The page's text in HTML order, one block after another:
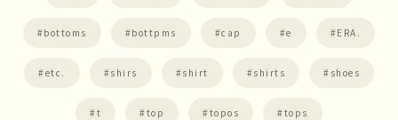
bottoms bottpms cap e ERA.
etc. shirs shirt shirts shoes
t top topos tops